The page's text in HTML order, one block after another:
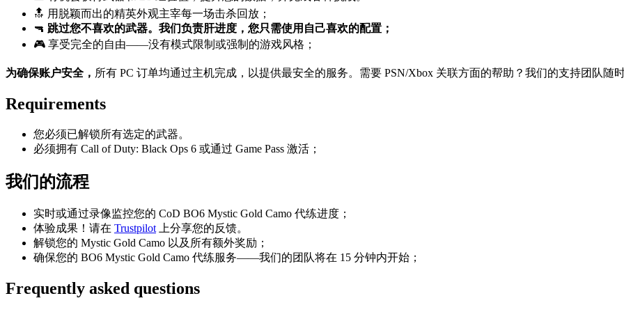
🔝 用脱颖而出的精英外观主宰每一场击杀回放；
🔫 跳过您不喜欢的武器。我们负责肝进度，您只需使用自己喜欢的配置；
🎮 享受完全的自由——没有模式限制或强制的游戏风格；
为确保账户安全， 所有 PC 订单均通过主机完成，以提供最安全的服务。需要 PSN/Xbox 关联方面的帮助？我们的支持团队随
Requirements
您必须已解锁所有选定的武器。
必须拥有 Call of Duty: Black Ops 6 或通过 Game Pass 激活；
我们的流程
实时或通过录像监控您的 CoD BO6 Mystic Gold Camo 代练进度；
体验成果！请在 Trustpilot 上分享您的反馈。
解锁您的 Mystic Gold Camo 以及所有额外奖励；
确保您的 BO6 Mystic Gold Camo 代练服务——我们的团队将在 15 分钟内开始；
Frequently asked questions